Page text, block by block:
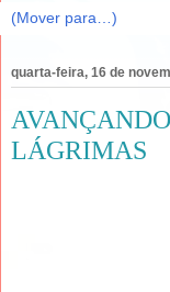
quarta-feira, 16 de
LÁGRIMAS